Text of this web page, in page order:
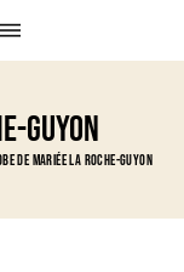
guyon
de mariée La Roche-guyon